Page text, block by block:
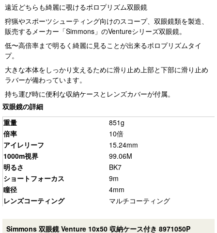
遠近どちらも綺麗に覗けるポロプリズム双眼鏡
狩猟やスポーツシューティング向けのスコープ、双眼鏡類を製造、
販売するメーカー「Simmons」のVentureシリーズ双眼鏡。
低〜高倍率まで明るく綺麗に見ることが出来るポロプリズムタイ
プ。
大きな本体をしっかり支えるために滑り止め上部と下部に滑り止め
ラバーが備わっています。
持ち運び時に便利な収納ケースとレンズカバーが付属。
双眼鏡の詳細
重量
851g
倍率
10倍
アイレリーフ
15.24mm
1000m視界
99.06M
明るさ
BK7
ショートフォーカス
9m
瞳径
4mm
レンズコーティング
マルチコーティング
Simmons 双眼鏡 Venture 10x50 収納ケース付き 8971050P